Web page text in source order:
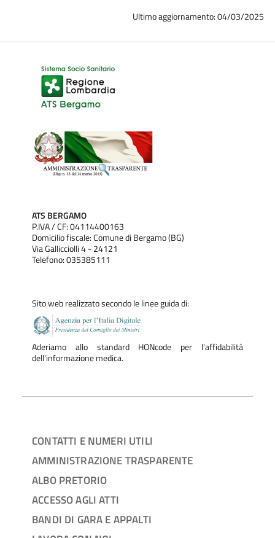
Ultimo aggiornamento: 04/03/2025
ATS BERGAMO
P.IVA / CF: 04114400163
Domicilio fiscale: Comune di Bergamo (BG)
Via Gallicciolli 4 - 24121
Telefono: 035385111
Sito web realizzato secondo le linee guida di:
Aderiamo allo standard HONcode per l'affidabilità
dell'informazione medica.
CONTATTI E NUMERI UTILI
AMMINISTRAZIONE TRASPARENTE
ALBO PRETORIO
ACCESSO AGLI ATTI
BANDI DI GARA E APPALTI